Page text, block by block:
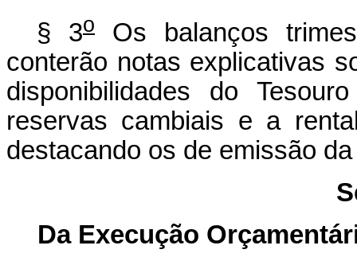
§ 3o
Os balanços
conterão notas explicativas
disponibilidades do
reservas cambiais e a
destacando os de emissão
Da Execução